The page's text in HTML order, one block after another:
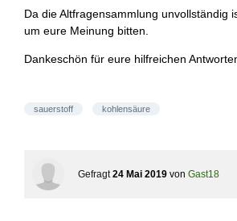
Da die Altfragensammlung unvollständig
um eure Meinung bitten.
Dankeschön für eure hilfreichen
sauerstoff kohlensäure
Gefragt 24 Mai 2019 von Gast18